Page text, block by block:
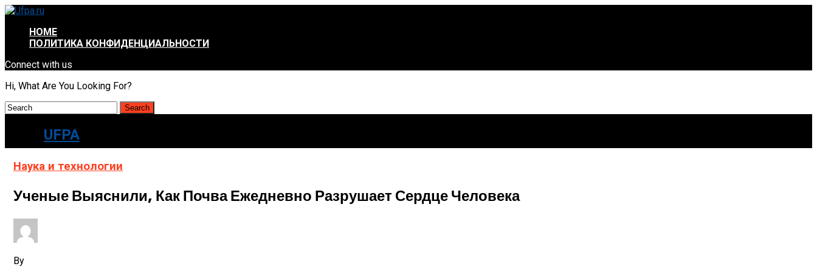
HOME
ПОЛИТИКА КОНФИДЕНЦИАЛЬНОСТИ
Connect with us
Hi, What Are You Looking For?
UFPA
Наука и технологии
Ученые Выяснили, Как Почва Ежедневно Разрушает Сердце Человека
By